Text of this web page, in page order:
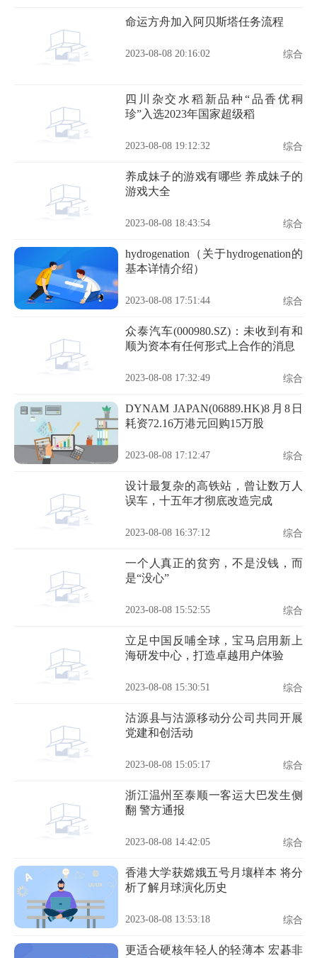
命运方舟加入阿贝斯塔任务流程
2023-08-08 20:16:02 综合
四川杂交水稻新品种“品香优秱
珍”入选2023年国家超级稻
2023-08-08 19:12:32 综合
养成妹子的游戏有哪些 养成妹子的
游戏大全
2023-08-08 18:43:54 综合
hydrogenation（关于hydrogenation的
基本详情介绍）
2023-08-08 17:51:44 综合
众泰汽车(000980.SZ)：未收到有和
顺为资本有任何形式上合作的消息
2023-08-08 17:32:49 综合
DYNAM JAPAN(06889.HK)8月8日
耗资72.16万港元回购15万股
2023-08-08 17:12:47 综合
设计最复杂的高铁站，曾让数万人
误车，十五年才彻底改造完成
2023-08-08 16:37:12 综合
一个人真正的贫穷，不是没钱，而
是“没心”
2023-08-08 15:52:55 综合
立足中国反哺全球，宝马启用新上
海研发中心，打造卓越用户体验
2023-08-08 15:30:51 综合
沽源县与沽源移动分公司共同开展
党建和创活动
2023-08-08 15:05:17 综合
浙江温州至泰顺一客运大巴发生侧
翻 警方通报
2023-08-08 14:42:05 综合
香港大学获嫦娥五号月壤样本 将分
析了解月球演化历史
2023-08-08 13:53:18 综合
更适合硬核年轻人的轻薄本 宏碁非